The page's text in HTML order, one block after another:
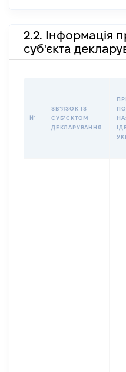
2.2. Інформація
суб'єкта
№
ЗВʼЯЗОК ІЗ
СУБʼЄКТОМ
ДЕКЛАРУВАННЯ
ПО